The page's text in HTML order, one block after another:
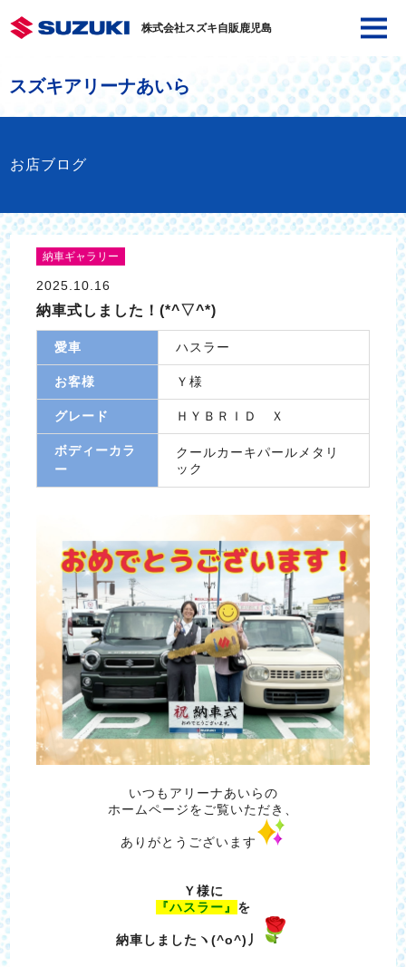
株式会社スズキ自販鹿児島
スズキアリーナあいら
お店ブログ
納車ギャラリー
2025.10.16
納車式しました！(*^▽^*)
愛車 ハスラー
お客様 Ｙ様
グレード ＨＹＢＲＩＤ Ｘ
ボディーカラ
ー
クールカーキパールメタリ
ック
いつもアリーナあいらの
ホームページをご覧いただき、
ありがとうございます
Ｙ様に
『ハスラー』 を
納車しましたヽ(^o^)丿